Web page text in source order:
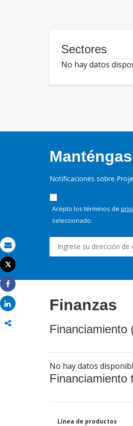
Correo electrónico
Imprimir
Tweet
Share
Share
Sectores
No hay datos
Notificaciones sobre
Acepto los términos de
seleccionado.
Finanzas
Financiamiento
No hay datos
Financiamiento
Línea de productos